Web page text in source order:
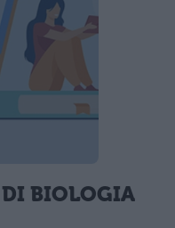
DI BIOLOGIA